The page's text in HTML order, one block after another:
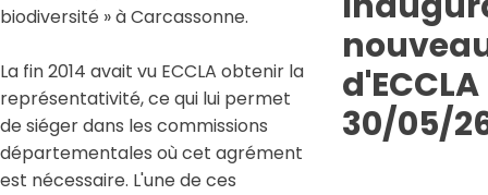
biodiversité » à Carcassonne.
La fin 2014 avait vu ECCLA obtenir la
représentativité, ce qui lui permet
de siéger dans les commissions
départementales où cet agrément
est nécessaire. L'une de ces
30/05/